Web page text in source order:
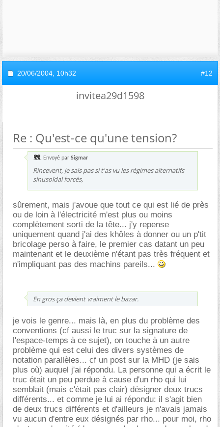
20/06/2004, 10h32 #12
invitea29d1598
Re : Qu'est-ce qu'une tension?
Envoyé par Sigmar
Rincevent, je sais pas si t'as vu les régimes alternatifs
sinusoïdal forcés,
sûrement, mais j'avoue que tout ce qui est lié de près
ou de loin à l'électricité m'est plus ou moins
complètement sorti de la tête... j'y repense
uniquement quand j'ai des khôles à donner ou un p'tit
bricolage perso à faire, le premier cas datant un peu
maintenant et le deuxième n'étant pas très fréquent et
n'impliquant pas des machins pareils...
En gros ça devient vraiment le bazar.
je vois le genre... mais là, en plus du problème des
conventions (cf aussi le truc sur la signature de
l'espace-temps à ce sujet), on touche à un autre
problème qui est celui des divers systèmes de
notation parallèles... cf un post sur la MHD (je sais
plus où) auquel j'ai répondu. La personne qui a écrit le
truc était un peu perdue à cause d'un rho qui lui
semblait (mais c'était pas clair) désigner deux trucs
différents... et comme je lui ai répondu: il s'agit bien
de deux trucs différents et d'ailleurs je n'avais jamais
vu aucun d'entre eux désignés par rho... pour moi, rho